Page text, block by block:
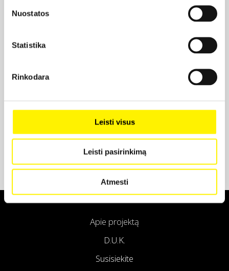
Nuostatos
Statistika
Rinkodara
Leisti visus
Leisti pasirinkimą
Atmesti
Apie projektą
D.U.K.
Susisiekite